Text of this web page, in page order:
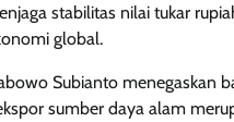
stabilitas nilai tukar
global.
Subianto menegaskan
sumber daya alam